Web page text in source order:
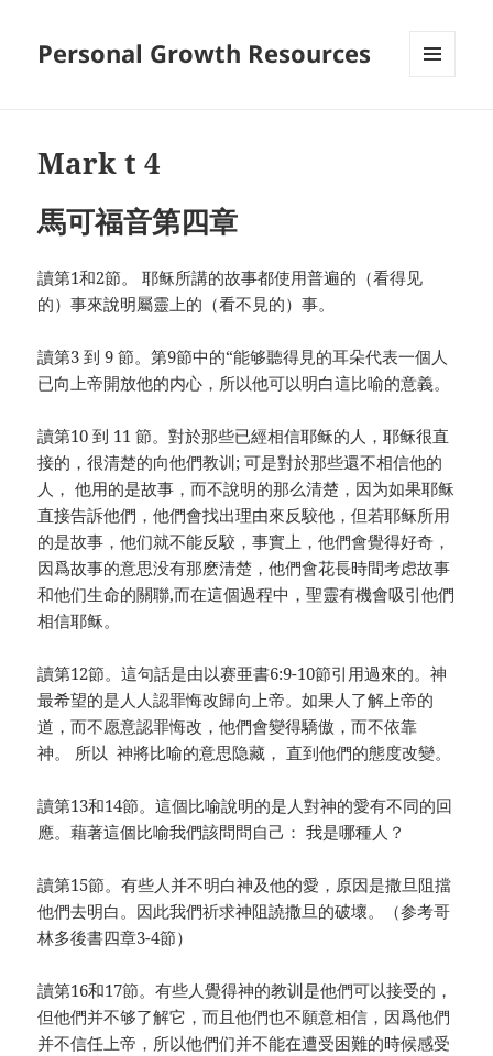
Personal Growth Resources
Mark t 4
馬可福音第四章
讀第1和2節。 耶稣所講的故事都使用普遍的（看得见
的）事來說明屬靈上的（看不見的）事。
讀第3 到 9 節。第9節中的“能够聽得見的耳朵代表一個人
已向上帝開放他的内心，所以他可以明白這比喻的意義。
讀第10 到 11 節。對於那些已經相信耶稣的人，耶稣很直
接的，很清楚的向他們教训; 可是對於那些還不相信他的
人， 他用的是故事，而不說明的那么清楚，因为如果耶稣
直接告訴他們，他們會找出理由來反駮他，但若耶稣所用
的是故事，他们就不能反駮，事實上，他們會覺得好奇，
因爲故事的意思没有那麽清楚，他們會花長時間考虑故事
和他们生命的關聯,而在這個過程中，聖靈有機會吸引他們
相信耶稣。
讀第12節。這句話是由以赛亜書6:9-10節引用過來的。神
最希望的是人人認罪悔改歸向上帝。如果人了解上帝的
道，而不愿意認罪悔改，他們會變得驕傲，而不依靠
神。 所以 神將比喻的意思隐藏， 直到他們的態度改變。
讀第13和14節。這個比喻說明的是人對神的愛有不同的回
應。藉著這個比喻我們該問問自己： 我是哪種人？
讀第15節。有些人并不明白神及他的愛，原因是撒旦阻擋
他們去明白。因此我們祈求神阻譊撒旦的破壞。（参考哥
林多後書四章3-4節）
讀第16和17節。有些人覺得神的教训是他們可以接受的，
但他們并不够了解它，而且他們也不願意相信，因爲他們
并不信任上帝，所以他們们并不能在遭受困難的時候感受